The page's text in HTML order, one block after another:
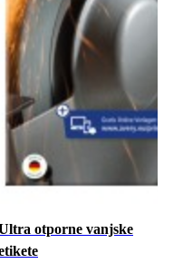
otporne vanjske